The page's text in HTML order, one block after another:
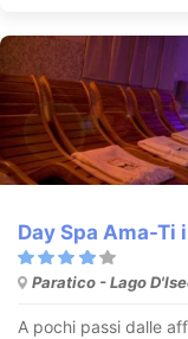
Day Spa Ama-Ti
Paratico - Lago
A pochi passi dalle